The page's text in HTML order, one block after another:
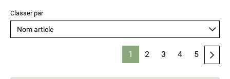
Classer par
1 2 3 4 5